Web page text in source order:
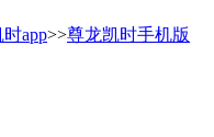
app>>尊龙凯时手机版